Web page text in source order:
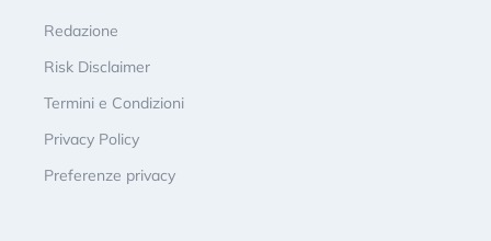
Redazione
Risk Disclaimer
Termini e Condizioni
Privacy Policy
Preferenze privacy